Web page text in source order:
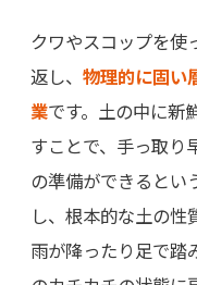
クワやスコップを使
返し、 物理的に固い
業です。土の中に新
すことで、手っ取り
の準備ができるとい
し、根本的な土の性
雨が降ったり足で踏